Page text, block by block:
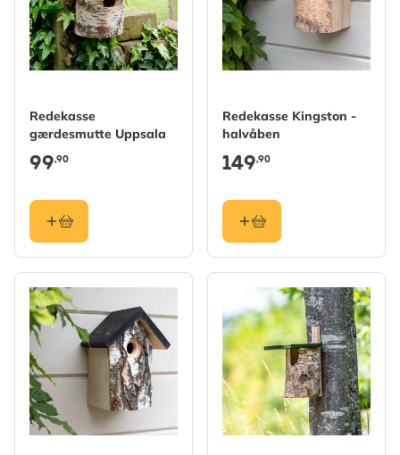
Redekasse
gærdesmutte Uppsala
99,90
Redekasse Kingston -
halvåben
149,90